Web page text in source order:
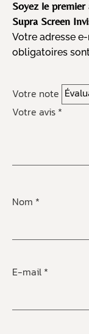
Soyez le
Supra Screen
Votre adresse
obligatoires
Votre note
Votre avis *
Nom *
E-mail *